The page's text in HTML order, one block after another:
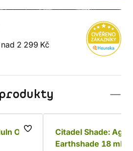
2 299 Kč
Oil
Citadel Shade:
Earthshade 18 ml